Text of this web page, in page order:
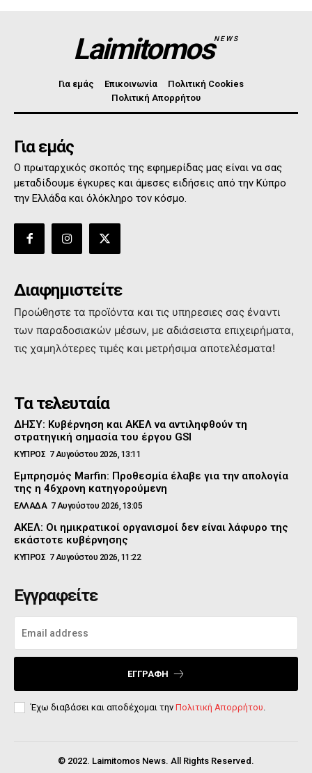
LaimitomosNEWS
Για εμάς Επικοινωνία
Πολιτική Cookies
Πολιτική Απορρήτου
Για εμάς
Ο πρωταρχικός σκοπός της εφημερίδας μας είναι να σας
μεταδίδουμε έγκυρες και άμεσες ειδήσεις από την Κύπρο
την Ελλάδα και όλόκληρο τον κόσμο.
Διαφημιστείτε
Προώθηστε τα προϊόντα και τις υπηρεσιες σας έναντι
των παραδοσιακών μέσων, με αδιάσειστα επιχειρήματα,
τις χαμηλότερες τιμές και μετρήσιμα αποτελέσματα!
Τα τελευταία
ΔΗΣΥ: Κυβέρνηση και ΑΚΕΛ να αντιληφθούν τη
στρατηγική σημασία του έργου GSI
ΚΥΠΡΟΣ 7 Αυγούστου 2026, 13:11
Εμπρησμός Marfin: Προθεσμία έλαβε για την απολογία
της η 46χρονη κατηγορούμενη
ΕΛΛΑΔΑ 7 Αυγούστου 2026, 13:05
ΑΚΕΛ: Οι ημικρατικοί οργανισμοί δεν είναι λάφυρο της
εκάστοτε κυβέρνησης
ΚΥΠΡΟΣ 7 Αυγούστου 2026, 11:22
Εγγραφείτε
ΕΓΓΡΑΦΉ
Έχω διαβάσει και αποδέχομαι την Πολιτική Απορρήτου.
© 2022. Laimitomos News. All Rights Reserved.